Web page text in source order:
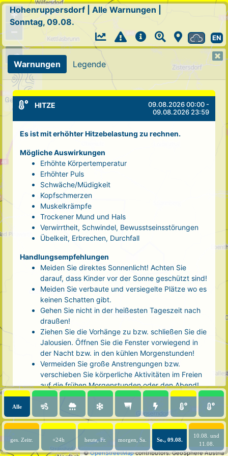
+
©OpenStreetMapcontributors. GeoSphere Austria
Hohenruppersdorf Alle Warnungen
Sonntag, 09.08.
EN
Warnungen Legende
HITZE
09.08.2026 00:00 -
09.08.2026 23:59
Es ist mit erhöhter Hitzebelastung zu rechnen.
Mögliche Auswirkungen
Erhöhte Körpertemperatur
Erhöhter Puls
Schwäche/Müdigkeit
Kopfschmerzen
Muskelkrämpfe
Trockener Mund und Hals
Verwirrtheit, Schwindel, Bewusstseinsstörungen
Übelkeit, Erbrechen, Durchfall
Handlungsempfehlungen
Meiden Sie direktes Sonnenlicht! Achten Sie
darauf, dass Kinder vor der Sonne geschützt sind!
Meiden Sie verbaute und versiegelte Plätze wo es
keinen Schatten gibt.
Gehen Sie nicht in der heißesten Tageszeit nach
draußen!
Ziehen Sie die Vorhänge zu bzw. schließen Sie die
Jalousien. Öffnen Sie die Fenster vorwiegend in
der Nacht bzw. in den kühlen Morgenstunden!
Vermeiden Sie große Anstrengungen bzw.
verschieben Sie körperliche Aktivitäten im Freien
auf die frühen Morgenstunden oder den Abend!
Tragen Sie luftige, helle Kleidung und eine
Kopfbedeckung!
Nehmen Sie eine kühle Dusche! Auch kalte Arm-
und Fußbäder wirken entlastend.
Trinken Sie ausreichend und regelmäßig
(mindestens 2 - 3 Liter pro Tag)! Optimal sind
Alle
ges. Zeitr. +24h heute, Fr. morgen, Sa. So., 09.08.
10.08. und
11.08.